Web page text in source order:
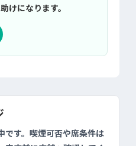
けになります。
です。喫煙可否や席条件は